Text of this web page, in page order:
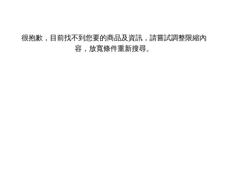
很抱歉，目前找不到您要的商品及資訊，請嘗試調整限縮內
容，放寬條件重新搜尋。